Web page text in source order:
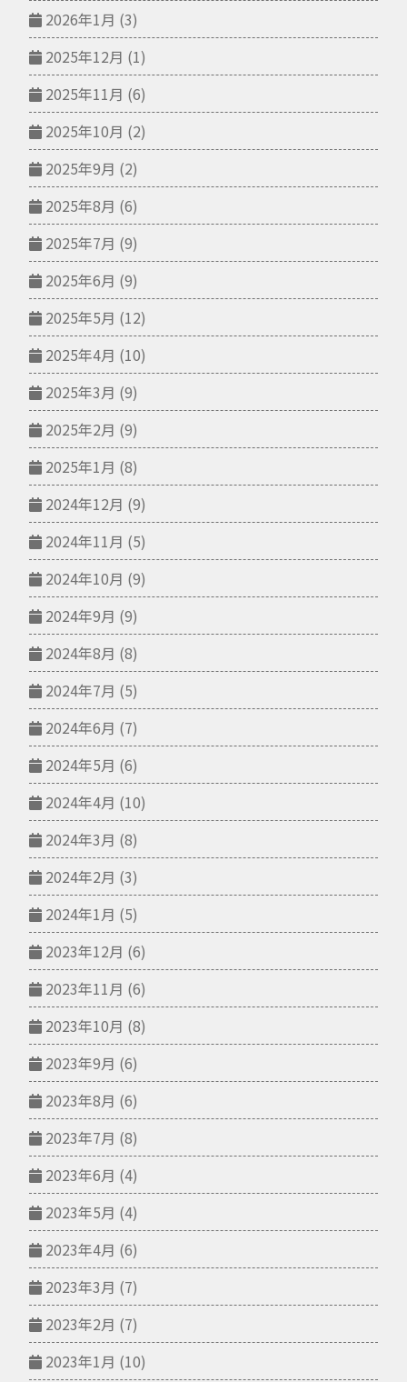
2026年1月 (3)
2025年12月 (1)
2025年11月 (6)
2025年10月 (2)
2025年9月 (2)
2025年8月 (6)
2025年7月 (9)
2025年6月 (9)
2025年5月 (12)
2025年4月 (10)
2025年3月 (9)
2025年2月 (9)
2025年1月 (8)
2024年12月 (9)
2024年11月 (5)
2024年10月 (9)
2024年9月 (9)
2024年8月 (8)
2024年7月 (5)
2024年6月 (7)
2024年5月 (6)
2024年4月 (10)
2024年3月 (8)
2024年2月 (3)
2024年1月 (5)
2023年12月 (6)
2023年11月 (6)
2023年10月 (8)
2023年9月 (6)
2023年8月 (6)
2023年7月 (8)
2023年6月 (4)
2023年5月 (4)
2023年4月 (6)
2023年3月 (7)
2023年2月 (7)
2023年1月 (10)